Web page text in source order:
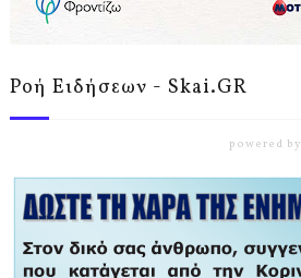
Ροή Ειδήσεων - Skai.GR
powered by